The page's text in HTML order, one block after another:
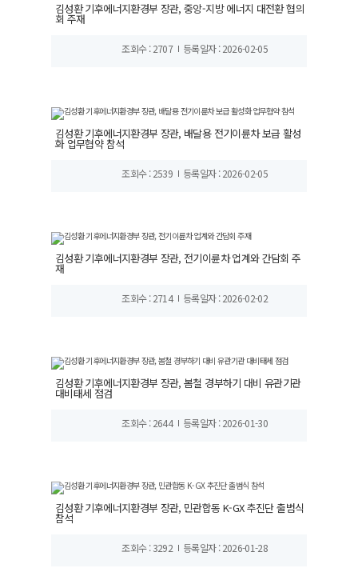
김성환 기후에너지환경부 장관, 중앙-지방 에너지 대전환 협의
회 주재
조회수 : 2707 등록일자 : 2026-02-05
김성환 기후에너지환경부 장관, 배달용 전기이륜차 보급 활성
화 업무협약 참석
조회수 : 2539 등록일자 : 2026-02-05
김성환 기후에너지환경부 장관, 전기이륜차 업계와 간담회 주
재
조회수 : 2714 등록일자 : 2026-02-02
김성환 기후에너지환경부 장관, 봄철 경부하기 대비 유관기관
대비태세 점검
조회수 : 2644 등록일자 : 2026-01-30
김성환 기후에너지환경부 장관, 민관합동 K-GX 추진단 출범식
참석
조회수 : 3292 등록일자 : 2026-01-28